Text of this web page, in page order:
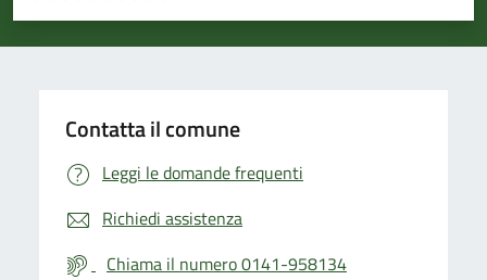
Valuta 5 stelle su 5
Valuta 4 stelle su 5
Valuta 3 stelle su 5
Valuta 2 stelle su 5
Valuta 1 stelle su 5
Contatta il comune
Leggi le domande frequenti
Richiedi assistenza
Chiama il numero 0141-958134